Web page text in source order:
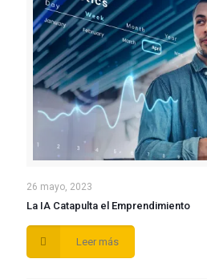
26 mayo, 2023
La IA Catapulta el Emprendimiento
Leer más